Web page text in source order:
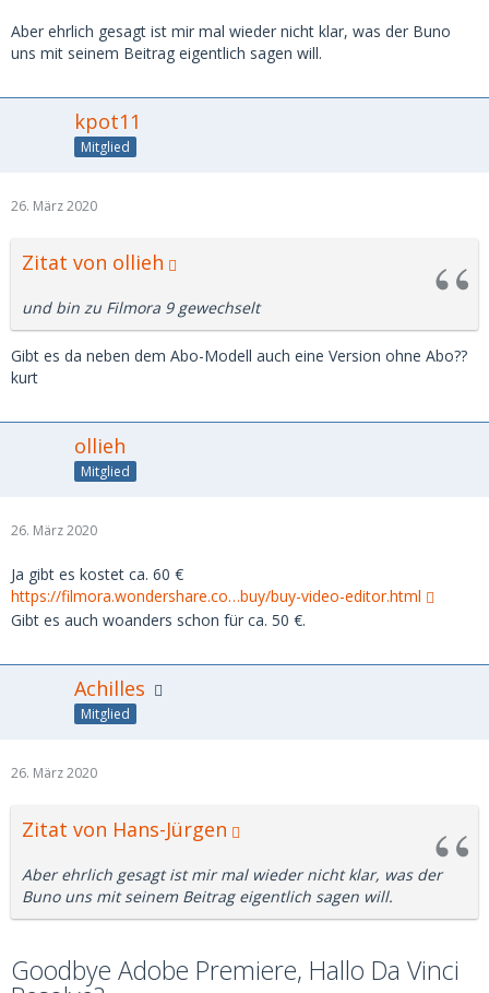
Aber ehrlich gesagt ist mir mal wieder nicht klar, was der Buno
uns mit seinem Beitrag eigentlich sagen will.
kpot11
Mitglied
26. März 2020
Zitat von ollieh
und bin zu Filmora 9 gewechselt
Gibt es da neben dem Abo-Modell auch eine Version ohne Abo??
kurt
ollieh
Mitglied
26. März 2020
Ja gibt es kostet ca. 60 €
https://filmora.wondershare.co…buy/buy-video-editor.html
Gibt es auch woanders schon für ca. 50 €.
Achilles
Mitglied
26. März 2020
Zitat von Hans-Jürgen
Aber ehrlich gesagt ist mir mal wieder nicht klar, was der
Buno uns mit seinem Beitrag eigentlich sagen will.
Goodbye Adobe Premiere, Hallo Da Vinci